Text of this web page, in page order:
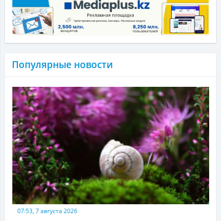
Популярные новости
07:53, 7 августа 2026